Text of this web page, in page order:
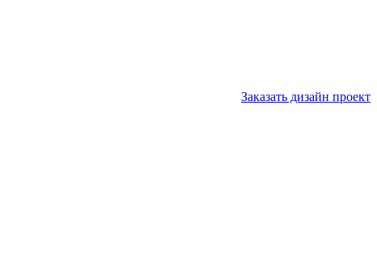
Заказать дизайн проект